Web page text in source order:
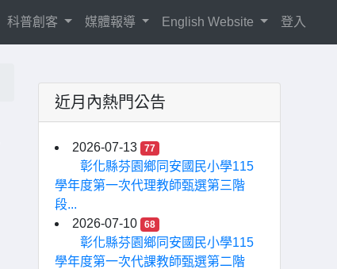
科普創客 媒體報導 English Website 登入
近月內熱門公告
2026-07-13 77
彰化縣芬園鄉同安國民小學115
學年度第一次代理教師甄選第三階
段...
2026-07-10
68
彰化縣芬園鄉同安國民小學115
學年度第一次代課教師甄選第二階